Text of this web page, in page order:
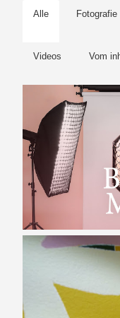
Alle Fotografie
Videos Vom